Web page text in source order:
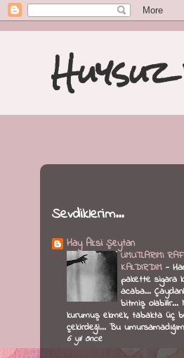
Huysuz
Sevdiklerim...
Hay Aksi Şeytan
UMUTLARIMI
KALDIRDIM -
pakette sigara
acaba...
bitmiş olabilir...
kurumuş ekmek, tabakta üç
çekirdeği... Bu
6 yıl önce